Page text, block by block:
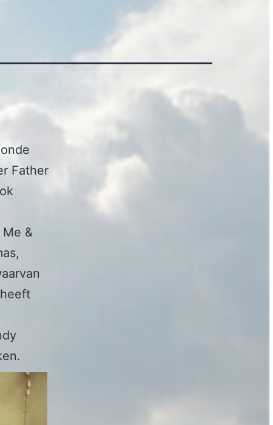
Father
&